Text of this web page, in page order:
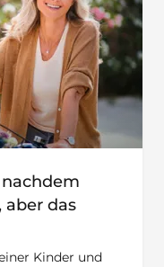
aber das
Kinder und